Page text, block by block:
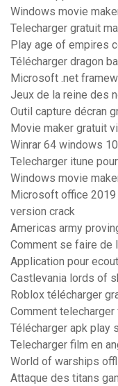
Windows movie
Telecharger gratuit
Play age of empires
Télécharger dragon
Microsoft .net
Jeux de la reine des
Outil capture décran
Movie maker gratuit
Winrar 64 windows
Telecharger itune
Windows movie
Microsoft office
version crack
Americas army
Comment se faire de
Application pour
Castlevania lords of
Roblox télécharger
Comment
Télécharger apk play
Telecharger film en
World of warships
Attaque des titans